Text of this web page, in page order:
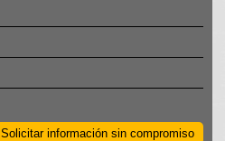
Solicitar información sin compromiso